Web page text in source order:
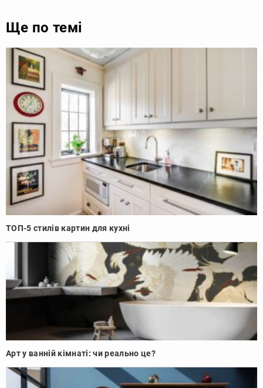
Ще по темі
ТОП-5 стилів картин для кухні
Арт у ванній кімнаті: чи реально це?